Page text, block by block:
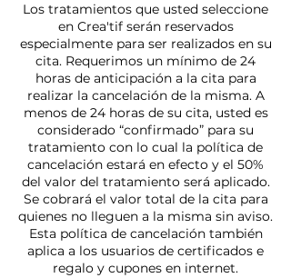
Los tratamientos que usted seleccione
en Crea'tif serán reservados
especialmente para ser realizados en su
cita. Requerimos un mínimo de 24
horas de anticipación a la cita para
realizar la cancelación de la misma. A
menos de 24 horas de su cita, usted es
considerado “confirmado” para su
tratamiento con lo cual la política de
cancelación estará en efecto y el 50%
del valor del tratamiento será aplicado.
Se cobrará el valor total de la cita para
quienes no lleguen a la misma sin aviso.
Esta política de cancelación también
aplica a los usuarios de certificados e
regalo y cupones en internet.